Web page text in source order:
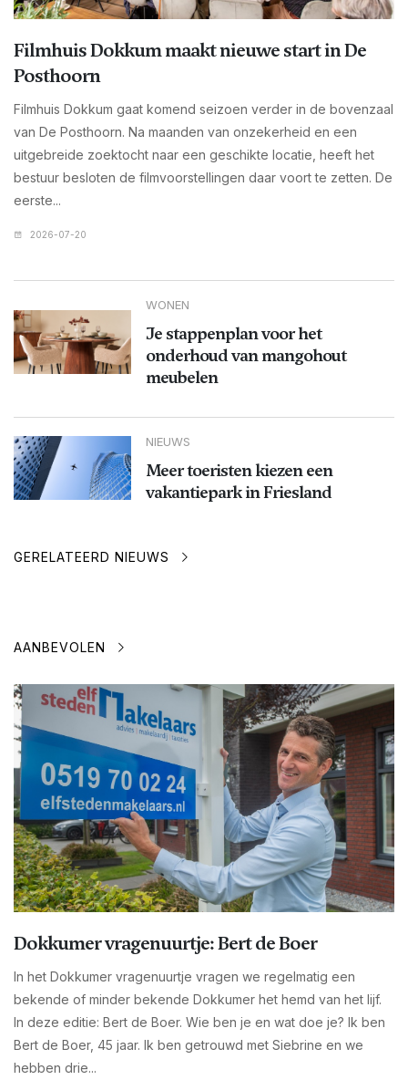
Filmhuis Dokkum maakt nieuwe start in De
Posthoorn
Filmhuis Dokkum gaat komend seizoen verder in de bovenzaal
van De Posthoorn. Na maanden van onzekerheid en een
uitgebreide zoektocht naar een geschikte locatie, heeft het
bestuur besloten de filmvoorstellingen daar voort te zetten. De
eerste...
2026-07-20
WONEN
Je stappenplan voor het
onderhoud van mangohout
meubelen
NIEUWS
Meer toeristen kiezen een
vakantiepark in Friesland
GERELATEERD NIEUWS
AANBEVOLEN
Dokkumer vragenuurtje: Bert de Boer
In het Dokkumer vragenuurtje vragen we regelmatig een
bekende of minder bekende Dokkumer het hemd van het lijf.
In deze editie: Bert de Boer. Wie ben je en wat doe je? Ik ben
Bert de Boer, 45 jaar. Ik ben getrouwd met Siebrine en we
hebben drie...